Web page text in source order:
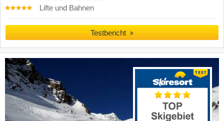
Lifte und Bahnen
Testbericht